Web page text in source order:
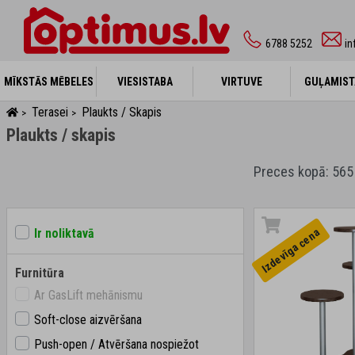
6788 5252
MĪKSTĀS MĒBELES VIESISTABA VIRTUVE
MĪKSTĀS MĒBELES VIESISTABA VIRTUVE
> Terasei > Plaukts / Skapis
Plaukts / skapis
Ir noliktavā
Furnitūra
Ar GasLift mehānismu
Soft-close aizvēršana
Push-open / Atvēršana nospiežot
Preces kopā: 565
Izdevīga cena